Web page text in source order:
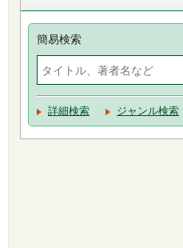
簡易検索
詳細検索 ジャンル検索